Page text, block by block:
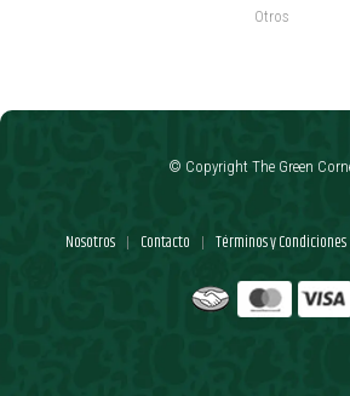
Otros
Nosotros | Contacto | Términos y Condiciones
© Copyright The Green